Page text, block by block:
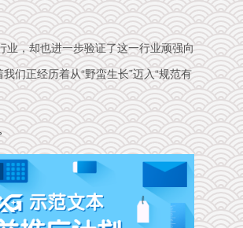
业，却也进一步验证了这一行业顽强向
们正经历着从“野蛮生长”迈入“规范有